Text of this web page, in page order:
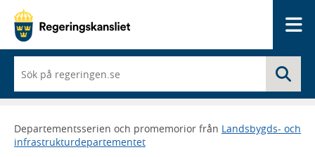
du
börjar
skriva
framträder
en
Departementsserien och promemorior från Landsbygds- och
infrastrukturdepartementet